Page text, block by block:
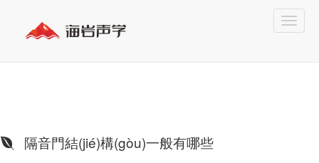
隔音門結(jié)構(gòu)一般有哪些